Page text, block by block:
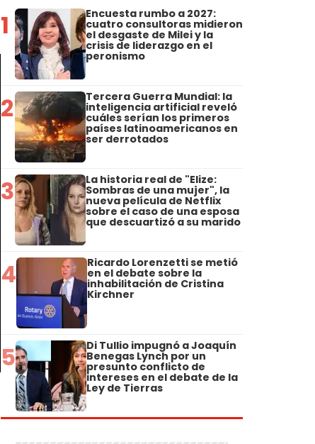
1 Encuesta rumbo a 2027:
cuatro consultoras midieron
el desgaste de Milei y la
crisis de liderazgo en el
peronismo
2 Tercera Guerra Mundial: la
inteligencia artificial reveló
cuáles serían los primeros
países latinoamericanos en
ser derrotados
3 La historia real de "Elize:
Sombras de una mujer", la
nueva película de Netflix
sobre el caso de una esposa
que descuartizó a su marido
4 Ricardo Lorenzetti se metió
en el debate sobre la
inhabilitación de Cristina
Kirchner
5 Di Tullio impugnó a Joaquín
Benegas Lynch por un
presunto conflicto de
intereses en el debate de la
Ley de Tierras